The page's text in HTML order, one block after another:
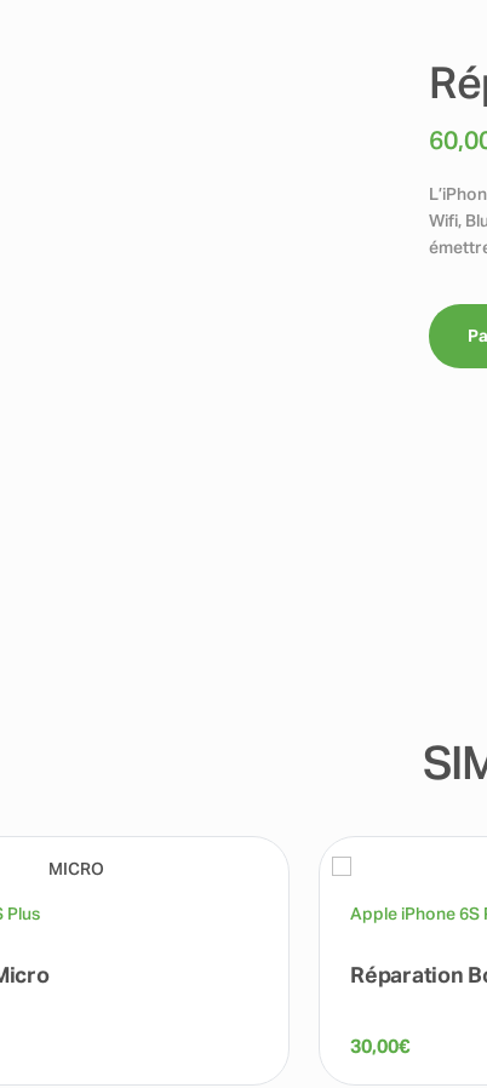
Wifi,
Plus Apple iPhone 6S
Réparation
30,00€